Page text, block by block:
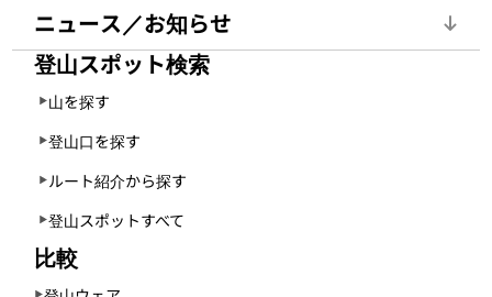
ニュース／お知らせ
登山スポット検索
山を探す
登山口を探す
ルート紹介から探す
登山スポットすべて
比較